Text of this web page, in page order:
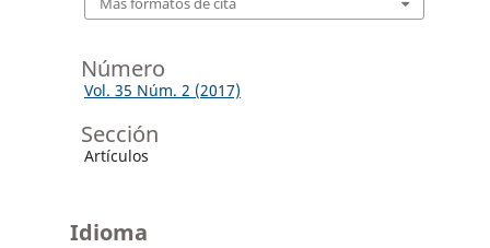
Número
Vol. 35 Núm. 2 (2017)
Sección
Artículos
Idioma